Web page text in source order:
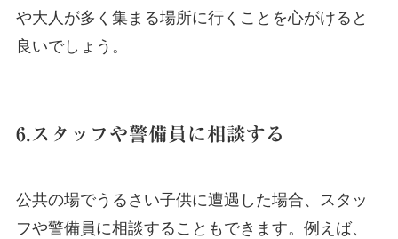
や大人が多く集まる場所に行くことを心がけると
良いでしょう。
6.スタッフや警備員に相談する
公共の場でうるさい子供に遭遇した場合、スタッ
フや警備員に相談することもできます。例えば、